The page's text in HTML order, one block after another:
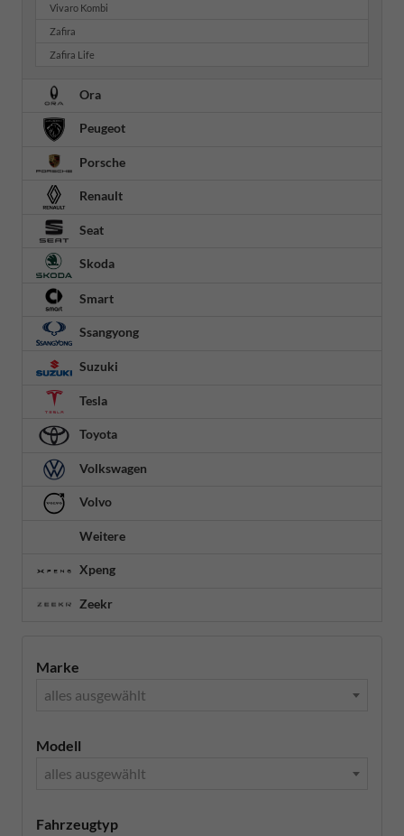
Vivaro Kombi
Zafira
Zafira Life
Ora
Peugeot
Porsche
Renault
Seat
Skoda
Smart
Ssangyong
Suzuki
Tesla
Toyota
Volkswagen
Volvo
Weitere
Xpeng
Zeekr
Marke
alles ausgewählt
Modell
alles ausgewählt
Fahrzeugtyp